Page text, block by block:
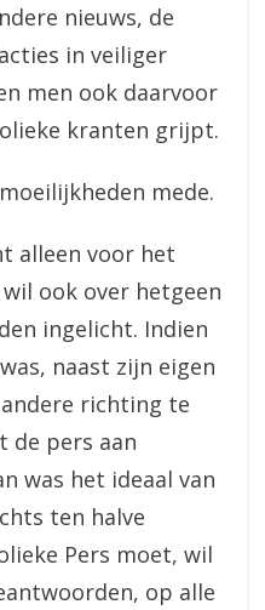
nieuws, de
in veiliger
men ook daarvoor
kranten grijpt.
mede.
alleen voor het
ook over hetgeen
ingelicht. Indien
naast zijn eigen
richting te
de pers aan
was het ideaal van
ten halve
Pers moet, wil
op alle